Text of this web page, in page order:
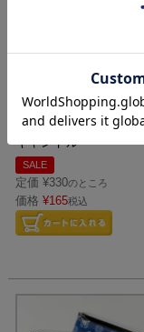
【50%oOFF】明智光
キャンドル
SALE
定価 ¥330のところ
価格 ¥165税込